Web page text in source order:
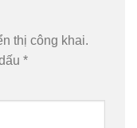
thị công khai.
*